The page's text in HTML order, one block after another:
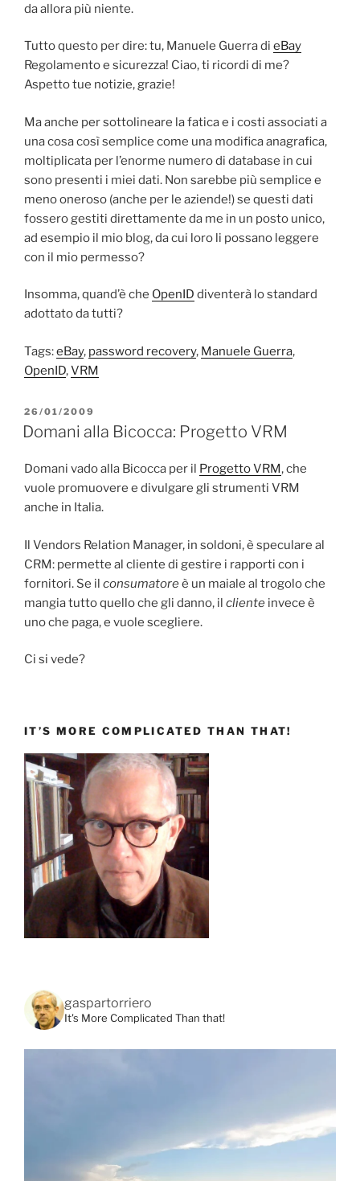
da allora più niente.
Tutto questo per dire: tu, Manuele Guerra di eBay
Regolamento e sicurezza! Ciao, ti ricordi di me?
Aspetto tue notizie, grazie!
Ma anche per sottolineare la fatica e i costi associati a
una cosa così semplice come una modifica anagrafica,
moltiplicata per l’enorme numero di database in cui
sono presenti i miei dati. Non sarebbe più semplice e
meno oneroso (anche per le aziende!) se questi dati
fossero gestiti direttamente da me in un posto unico,
ad esempio il mio blog, da cui loro li possano leggere
con il mio permesso?
Insomma, quand’è che OpenID diventerà lo standard
adottato da tutti?
Tags:eBay, password recovery, Manuele Guerra,
OpenID,VRM
PUBBLICATO
IL
26/01/2009
Domani alla Bicocca: Progetto VRM
Domani vado alla Bicocca per il Progetto VRM, che
vuole promuovere e divulgare gli strumenti VRM
anche in Italia.
Il Vendors Relation Manager, in soldoni, è speculare al
CRM: permette al cliente di gestire i rapporti con i
fornitori. Se il consumatoreè un maiale al trogolo che
mangia tutto quello che gli danno, il cliente invece è
uno che paga, e vuole scegliere.
Ci si vede?
IT’S MORE COMPLICATED THAN THAT!
gaspartorriero
It's More Complicated Than that!